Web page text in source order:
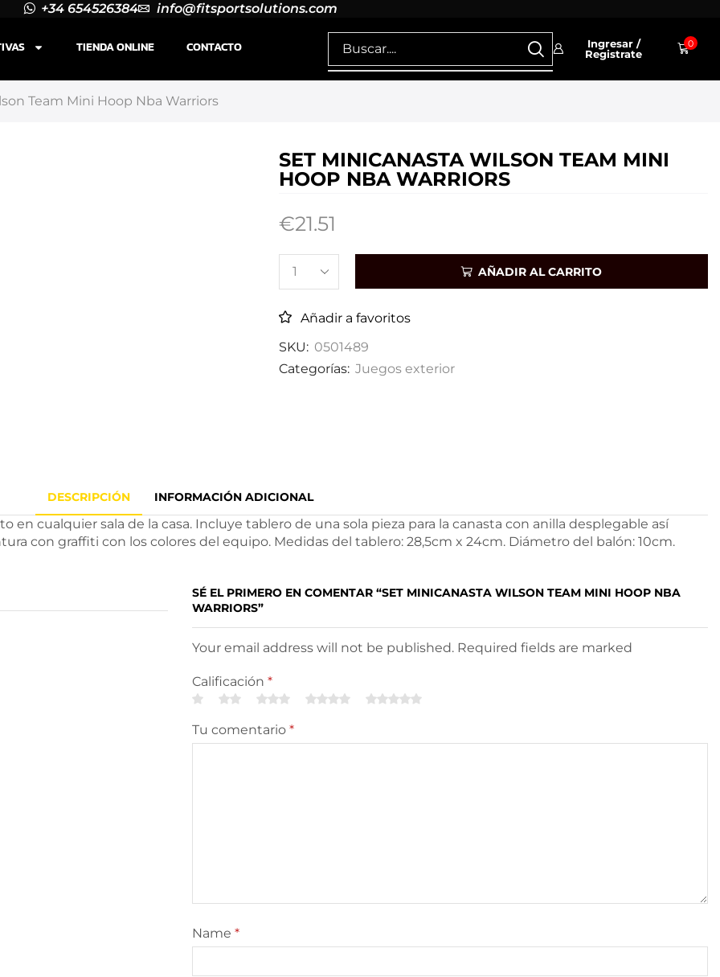
+34 654526384 info@fitsportsolutions.com
TIENDA ONLINE CONTACTO
Ingresar /
Registrate
0
Team Mini Hoop Nba Warriors
SET MINICANASTA WILSON TEAM MINI
HOOP NBA WARRIORS
€21.51
AÑADIR AL CARRITO
Añadir a favoritos
SKU: 0501489
Categorías: Juegos exterior
DESCRIPCIÓN INFORMACIÓN ADICIONAL
en cualquier sala de la casa. Incluye tablero de una sola pieza para la canasta con anilla desplegable así
con graffiti con los colores del equipo. Medidas del tablero: 28,5cm x 24cm. Diámetro del balón: 10cm.
SÉ EL PRIMERO EN COMENTAR “SET MINICANASTA WILSON TEAM MINI HOOP NBA
WARRIORS”
Your email address will not be published. Required fields are marked
Calificación *
Tu comentario *
Name *